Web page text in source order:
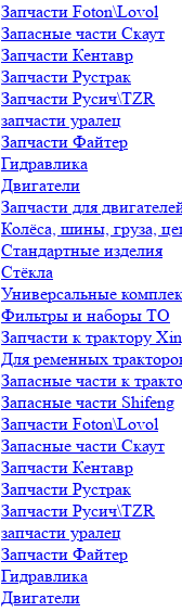
Запчасти Foton\Lovol
Запасные части Скаут
Запчасти Кентавр
Запчасти Рустрак
Запчасти Русич\TZR
запчасти уралец
Запчасти Файтер
Гидравлика
Двигатели
Запчасти для
Колёса, шины, груза,
Стандартные изделия
Стёкла
Универсальные
Фильтры и наборы ТО
Запчасти к трактору
Для ременных
Запасные части к
Запасные части Shifeng
Запчасти Foton\Lovol
Запасные части Скаут
Запчасти Кентавр
Запчасти Рустрак
Запчасти Русич\TZR
запчасти уралец
Запчасти Файтер
Гидравлика
Двигатели